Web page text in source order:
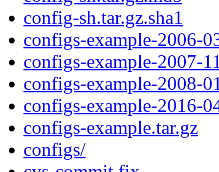
config-sh.tar.gz.sha1
configs-example-2006-
configs-example-2007-
configs-example-2008-
configs-example-2016-
configs-example.tar.gz
configs/